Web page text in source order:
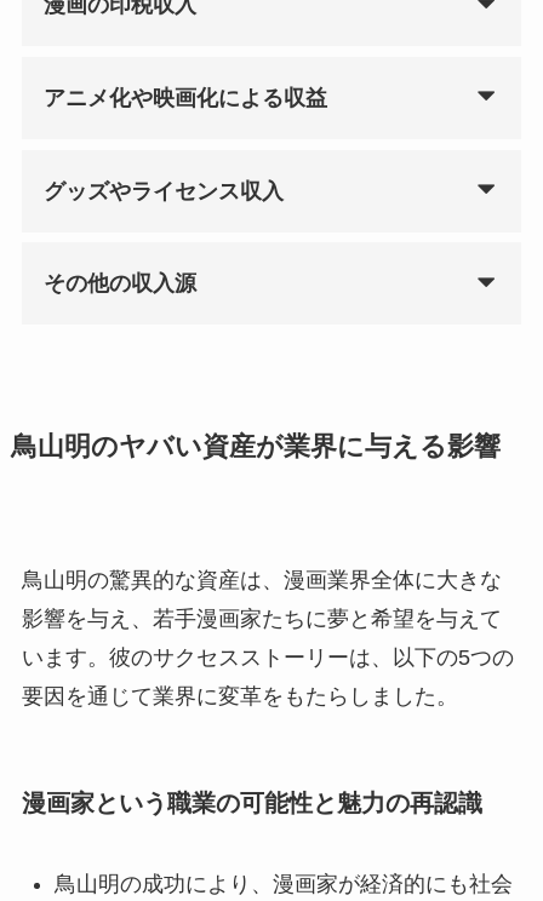
漫画の印税収入
アニメ化や映画化による収益
グッズやライセンス収入
その他の収入源
鳥山明のヤバい資産が業界に与える影響
鳥山明の驚異的な資産は、漫画業界全体に大きな
影響を与え、若手漫画家たちに夢と希望を与えて
います。彼のサクセスストーリーは、以下の5つの
要因を通じて業界に変革をもたらしました。
漫画家という職業の可能性と魅力の再認識
鳥山明の成功により、漫画家が経済的にも社会